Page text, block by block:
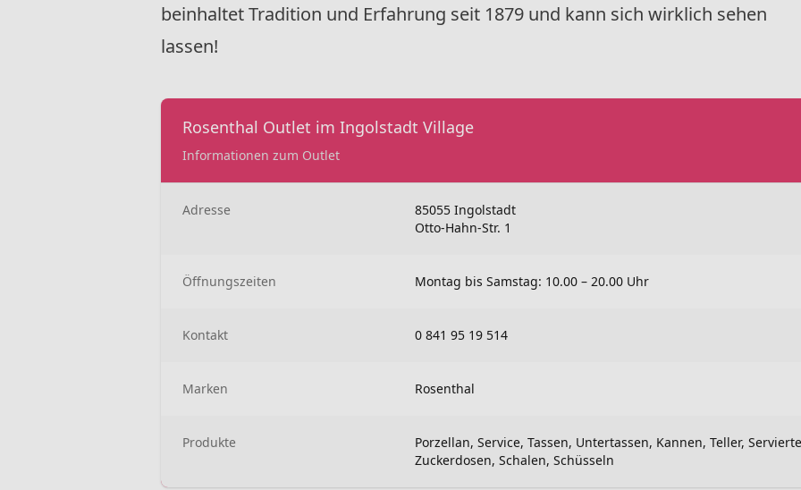
beinhaltet Tradition und Erfahrung seit 1879 und kann sich wirklich sehen
lassen!
Rosenthal Outlet im Ingolstadt Village
Informationen zum Outlet
Adresse
85055 Ingolstadt
Otto-Hahn-Str. 1
Öffnungszeiten Montag bis Samstag: 10.00 – 20.00 Uhr
Kontakt 0 841 95 19 514
Marken Rosenthal
Produkte
Porzellan, Service, Tassen, Untertassen, Kannen, Teller,
Zuckerdosen, Schalen, Schüsseln